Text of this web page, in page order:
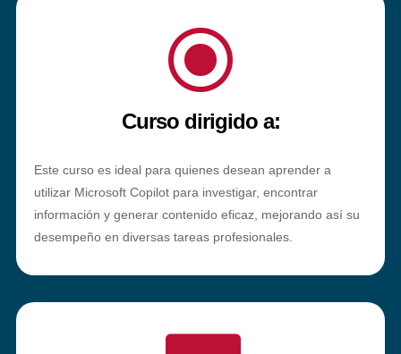
\
Curso dirigido a:
Este curso es ideal para quienes desean aprender a
utilizar Microsoft Copilot para investigar, encontrar
información y generar contenido eficaz, mejorando así su
desempeño en diversas tareas profesionales.